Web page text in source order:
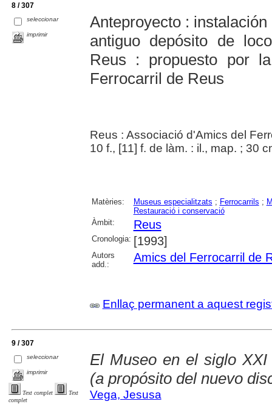
8 / 307
seleccionar
imprimir
Anteproyecto :
antiguo depósito de
Reus : propuesto por
Ferrocarril de Reus
Reus : Associació d'Amics del
10 f., [11] f. de làm. : il., map. ; 30
Matèries: Museus especialitzats ; Ferrocarrils ;
Restauració i conservació
Àmbit:
Reus
Cronologia: [1993]
Autors
add.:
Amics del Ferrocarril de
Enllaç permanent a aquest
9 / 307
seleccionar
imprimir
Text complet
Text
complet
El Museo en el siglo
(a propósito del nuevo
Vega, Jesusa